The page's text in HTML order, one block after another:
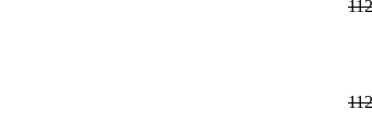
112
112